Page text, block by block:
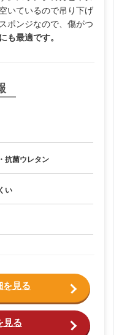
いているので吊り下げ
ポンジなので、傷がつ
も最適です。
抗菌ウレタン
い
見る
見る